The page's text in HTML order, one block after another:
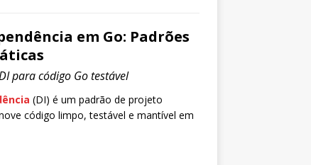
em Go: Padrões
para código Go testável
(DI) é um padrão de projeto
código limpo, testável e mantível em